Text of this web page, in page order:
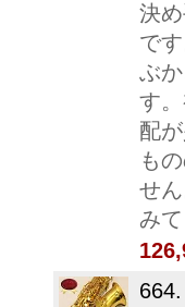
決
で
ぶ
す
配
も
せ
み
664.